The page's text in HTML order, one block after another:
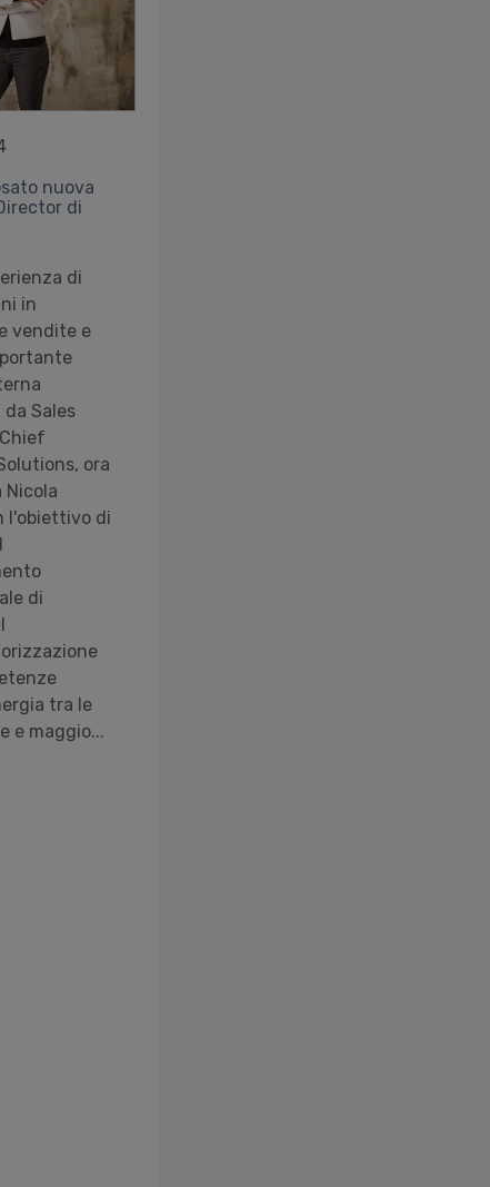
nuova
di
di
in
vendite e
Sales
ora
Nicola
l'obiettivo di
di
tra le
e maggio...